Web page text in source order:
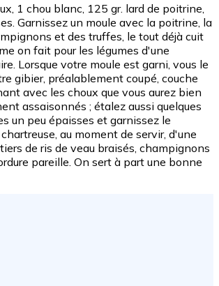
1 chou blanc, 125 gr. lard de poitrine,
Garnissez un moule avec la poitrine, la
et des truffes, le tout déjà cuit
on fait pour les légumes d'une
Lorsque votre moule est garni, vous le
gibier, préalablement coupé, couche
avec les choux que vous aurez bien
assaisonnés ; étalez aussi quelques
un peu épaisses et garnissez le
au moment de servir, d'une
de ris de veau braisés, champignons
pareille. On sert à part une bonne